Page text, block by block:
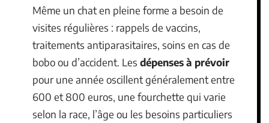
Même un chat en pleine forme a besoin de
visites régulières : rappels de vaccins,
traitements antiparasitaires, soins en cas de
bobo ou d’accident. Les dépenses à prévoir
pour une année oscillent généralement entre
600 et 800 euros, une fourchette qui varie
selon la race, l’âge ou les besoins particuliers